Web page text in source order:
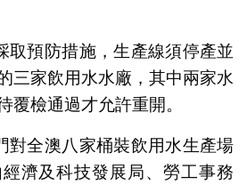
取預防措施，生產線須停產並
三家飲用水水廠，其中兩家水
覆檢通過才允許重開。
對全澳八家桶裝飲用水生產場
濟及科技發展局、勞工事務